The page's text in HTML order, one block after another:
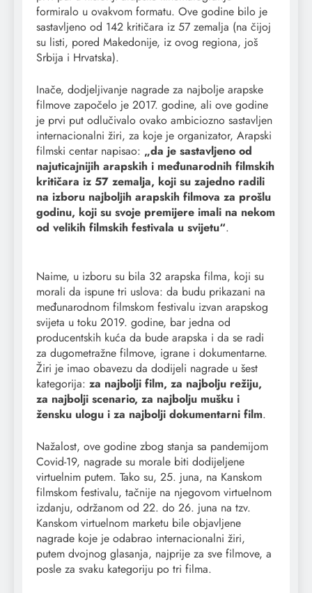
formiralo u ovakvom formatu. Ove godine bilo je
sastavljeno od 142 kritičara iz 57 zemalja (na čijoj
su listi, pored Makedonije, iz ovog regiona, još
Srbija i Hrvatska).
Inače, dodjeljivanje nagrade za najbolje arapske
filmove započelo je 2017. godine, ali ove godine
je prvi put odlučivalo ovako ambiciozno sastavljen
internacionalni žiri, za koje je organizator, Arapski
filmski centar napisao: „da je sastavljeno od
najuticajnijih arapskih i međunarodnih filmskih
kritičara iz 57 zemalja, koji su zajedno radili
na izboru najboljih arapskih filmova za prošlu
godinu, koji su svoje premijere imali na nekom
od velikih filmskih festivala u svijetu“.
Naime, u izboru su bila 32 arapska filma, koji su
morali da ispune tri uslova: da budu prikazani na
međunarodnom filmskom festivalu izvan arapskog
svijeta u toku 2019. godine, bar jedna od
producentskih kuća da bude arapska i da se radi
za dugometražne filmove, igrane i dokumentarne.
Žiri je imao obavezu da dodijeli nagrade u šest
kategorija: za najbolji film, za najbolju režiju,
za najbolji scenario, za najbolju mušku i
žensku ulogu i za najbolji dokumentarni film.
Nažalost, ove godine zbog stanja sa pandemijom
Covid-19, nagrade su morale biti dodijeljene
virtuelnim putem. Tako su, 25. juna, na Kanskom
filmskom festivalu, tačnije na njegovom virtuelnom
izdanju, održanom od 22. do 26. juna na tzv.
Kanskom virtuelnom marketu bile objavljene
nagrade koje je odabrao internacionalni žiri,
putem dvojnog glasanja, najprije za sve filmove, a
posle za svaku kategoriju po tri filma.